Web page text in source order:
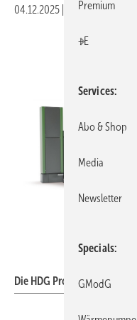
04.12.2025 Druckvorschau
Die HDG Produktfamilie.
Premium
+E
Services
Abo & Shop
Media
Newsletter
Specials
GModG